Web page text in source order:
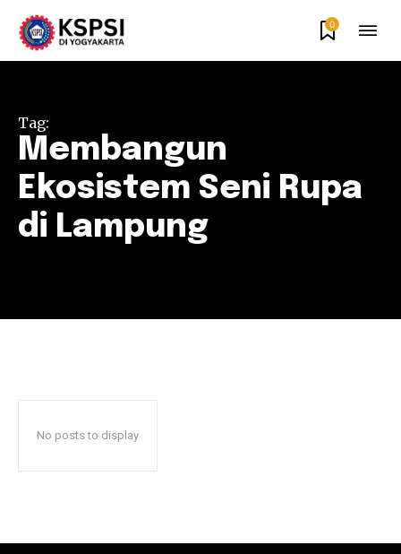
0
Tag:
Membangun
Ekosistem Seni Rupa
di Lampung
No posts to display